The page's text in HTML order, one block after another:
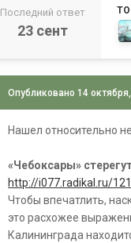
Последний ответ
23 сент
Опубликовано14
Нашел относительно
«Чебоксары»
http://i077.radikal.ru/
Чтобы впечатлить,
это расхожее
Калининграда